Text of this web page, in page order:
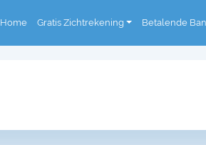
Home Gratis Zichtrekening Betalende